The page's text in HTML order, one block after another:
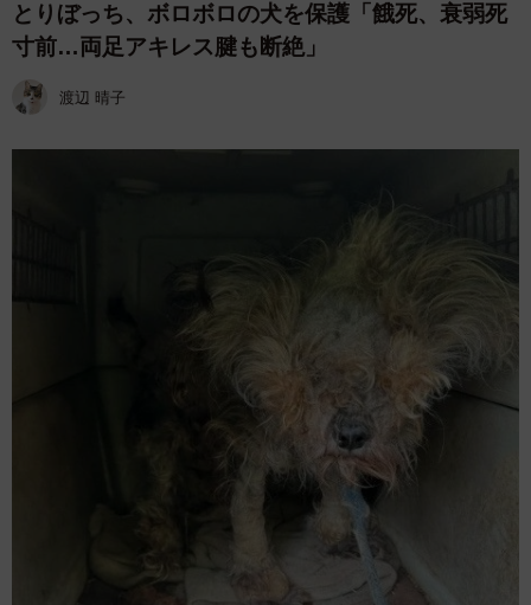
とりぼっち、ボロボロの犬を保護「餓死、衰弱死
寸前…両足アキレス腱も断絶」
渡辺 晴子